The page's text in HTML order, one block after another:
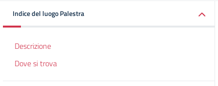
Indice del luogo Palestra
Descrizione
Dove si trova